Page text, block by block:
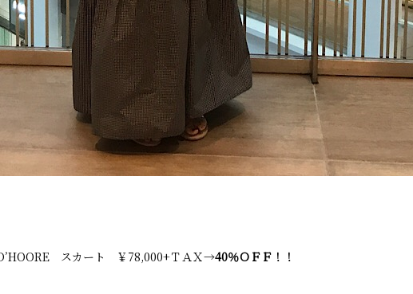
D’HOORE スカート ￥78,000+ＴＡＸ→40％ＯＦＦ！！